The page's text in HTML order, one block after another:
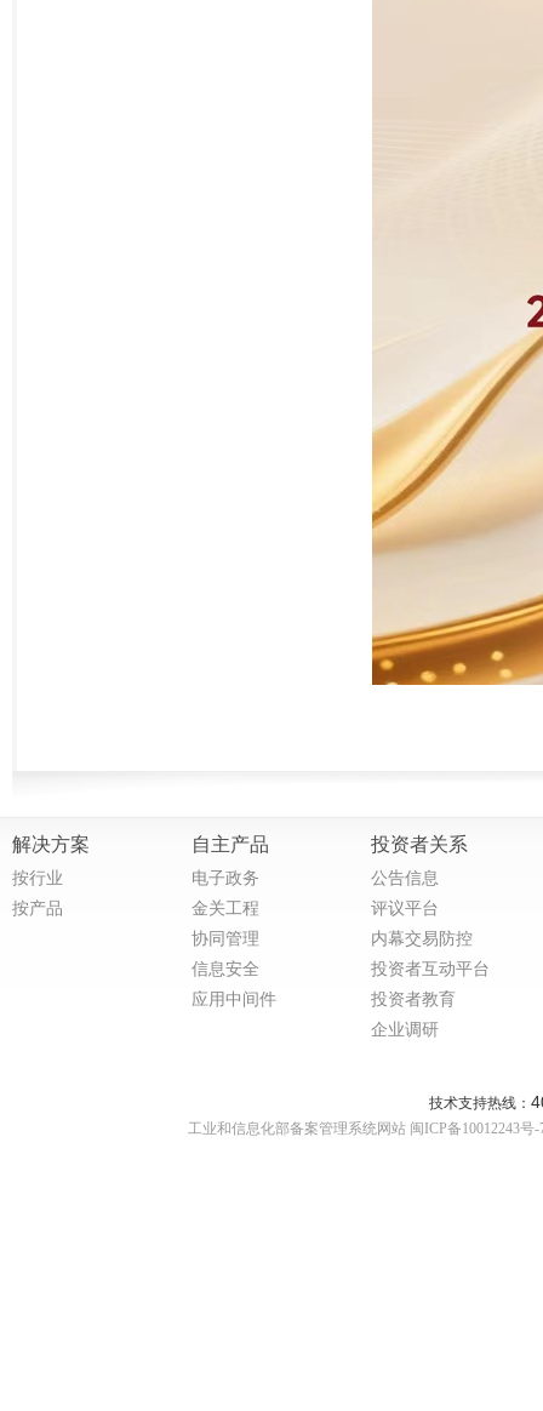
解决方案
按行业
按产品
自主产品
电子政务
金关工程
协同管理
信息安全
应用中间件
投资者关系
公告信息
评议平台
内幕交易防控
投资者互动平台
投资者教育
企业调研
技术支持热线：
工业和信息化部备案管理系统网站 闽ICP备10012243号-